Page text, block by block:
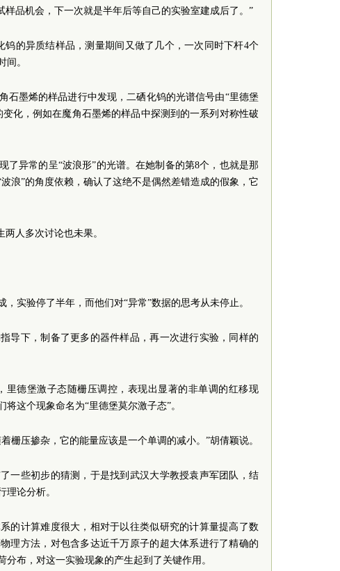
样品机会，下一次就是半年后等自己的实验室建成后了。”
的异质结样品，测量期间又做了几个，一次同时下杆4个
间。
石墨烯的样品进行中发现，二硒化钨的光谱信号由“里德堡
化，例如在魔角石墨烯的样品中探测到的一系列对称性破
了异常的呈“波浪形”的光谱。在她制备的第8个，也就是那
浪”的角度依赖，确认了这绝不是偶然差错造成的假象，它
人多次讨论也未果。
实验停了半年，而他们对“异常”数据的思考从未停止。
导下，制备了更多的器件样品，再一次进行实验，同样的
里德堡激子态随栅压调控，表现出显著的非单调的红移现
这个现象命名为“里德堡莫尔激子态”。
栅压掺杂，它的能量应该是一个单调的减小。”胡倩颖说。
一些初步的猜测，于是找到武汉大学教授袁声军团队，结
理论分析。
的计算难度很大，相对于以往类似研究的计算量提高了数
理方法，对包含多达近千万原子的超大体系进行了精确的
布，对这一实验现象的产生起到了关键作用。